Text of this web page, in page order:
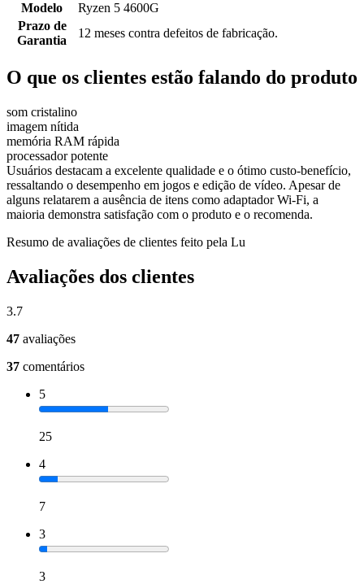
Modelo
Ryzen 5 4600G
Prazo de
Garantia
12 meses contra defeitos de fabricação.
O que os clientes estão falando do produto
som cristalino
imagem nítida
memória RAM rápida
processador potente
Usuários destacam a excelente qualidade e o ótimo custo-benefício,
ressaltando o desempenho em jogos e edição de vídeo. Apesar de
alguns relatarem a ausência de itens como adaptador Wi-Fi, a
maioria demonstra satisfação com o produto e o recomenda.
Resumo de avaliações de clientes feito pela Lu
Avaliações dos clientes
3.7
47 avaliações
37 comentários
5
25
4
7
3
3